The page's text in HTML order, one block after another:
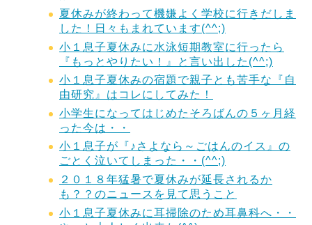
夏休みが終わって機嫌よく学校に行きだしま
した！日々もまれています(^^;)
小１息子夏休みに水泳短期教室に行ったら
『もっとやりたい！』と言い出した(^^;)
小１息子夏休みの宿題で親子とも苦手な『自
由研究』はコレにしてみた！
小学生になってはじめたそろばんの５ヶ月経
った今は・・
小１息子が『♪さよなら～ごはんのイス』の
ごとく泣いてしまった・・(^^;)
２０１８年猛暑で夏休みが延長されるか
も？？のニュースを見て思うこと
小１息子夏休みに耳掃除のため耳鼻科へ・・